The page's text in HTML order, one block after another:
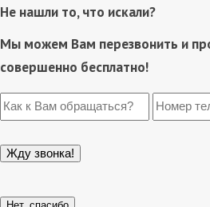
Не нашли то, что искали?
Мы можем Вам перезвонить и
совершенно бесплатно!